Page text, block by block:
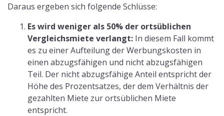
Daraus ergeben sich folgende Schlüsse:
Es wird weniger als 50% der ortsüblichen
Vergleichsmiete verlangt: In diesem Fall kommt
es zu einer Aufteilung der Werbungskosten in
einen abzugsfähigen und nicht abzugsfähigen
Teil. Der nicht abzugsfähige Anteil entspricht der
Höhe des Prozentsatzes, der dem Verhältnis der
gezahlten Miete zur ortsüblichen Miete
entspricht.